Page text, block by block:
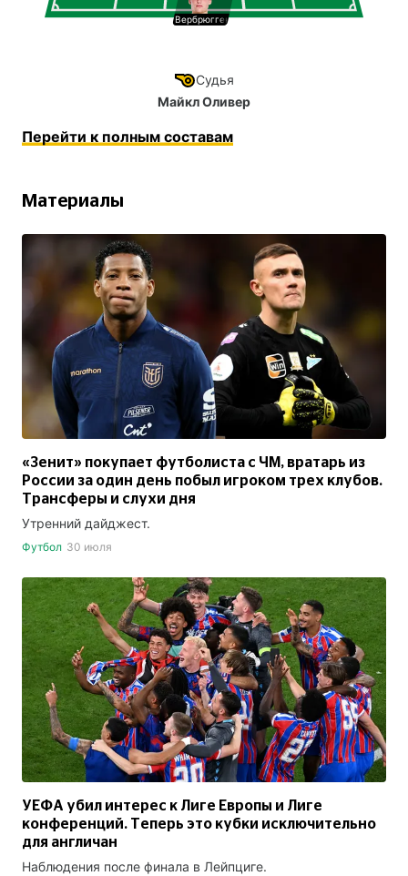
Вербрюгген
Судья
Майкл Оливер
Перейти к полным составам
Материалы
«Зенит» покупает футболиста с ЧМ, вратарь из
России за один день побыл игроком трех клубов.
Трансферы и слухи дня
Утренний дайджест.
Футбол 30 июля
УЕФА убил интерес к Лиге Европы и Лиге
конференций. Теперь это кубки исключительно
для англичан
Наблюдения после финала в Лейпциге.